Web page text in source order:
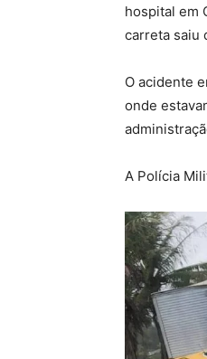
hospital em
carreta saiu
O acidente
onde
A Polícia